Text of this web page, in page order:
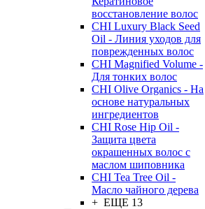
восстановление волос
CHI Luxury Black Seed
Oil - Линия уходов для
поврежденных волос
CHI Magnified Volume -
Для тонких волос
CHI Olive Organics - На
основе натуральных
ингредиентов
CHI Rose Hip Oil -
Защита цвета
окрашенных волос с
маслом шиповника
CHI Tea Tree Oil -
Масло чайного дерева
+ ЕЩЕ 13